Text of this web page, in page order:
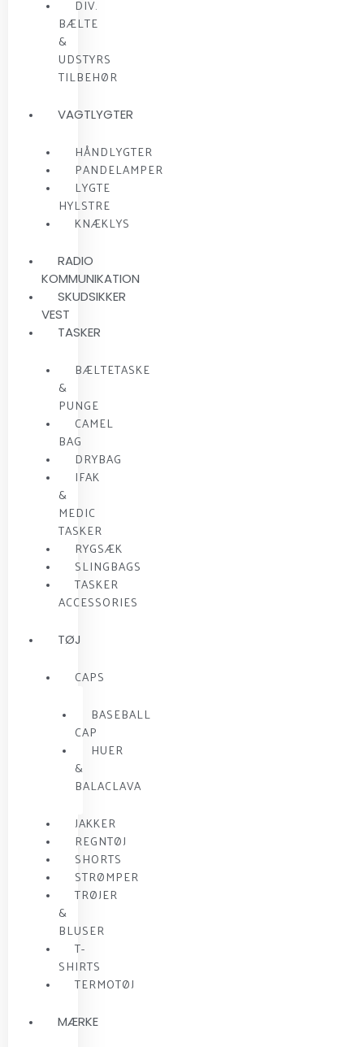
DIV.
BÆLTE
&
UDSTYRS
TILBEHØR
VAGTLYGTER
HÅNDLYGTER
PANDELAMPER
LYGTE
HYLSTRE
KNÆKLYS
RADIO
KOMMUNIKATION
SKUDSIKKER
VEST
TASKER
BÆLTETASKE
&
PUNGE
CAMEL
BAG
DRYBAG
IFAK
&
MEDIC
TASKER
RYGSÆK
SLINGBAGS
TASKER
ACCESSORIES
TØJ
CAPS
BASEBALL
CAP
HUER
&
BALACLAVA
JAKKER
REGNTØJ
SHORTS
STRØMPER
TRØJER
&
BLUSER
T-
SHIRTS
TERMOTØJ
MÆRKE